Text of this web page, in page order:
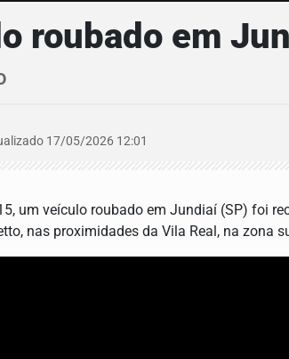
roubado em
17/05/2026 12:01
um veículo roubado em Jundiaí (SP) foi
nas proximidades da Vila Real, na zona